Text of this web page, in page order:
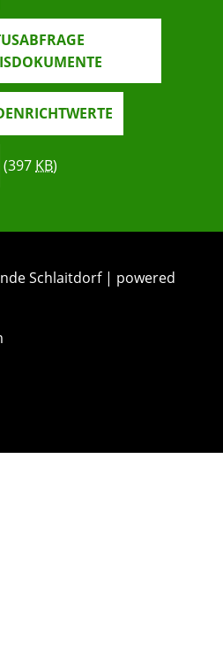
(397 KB)
Schlaitdorf | powered